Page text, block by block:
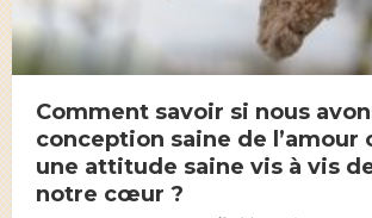
Comment savoir si nous
conception saine de l’amour
une attitude saine vis à vis
notre cœur ?